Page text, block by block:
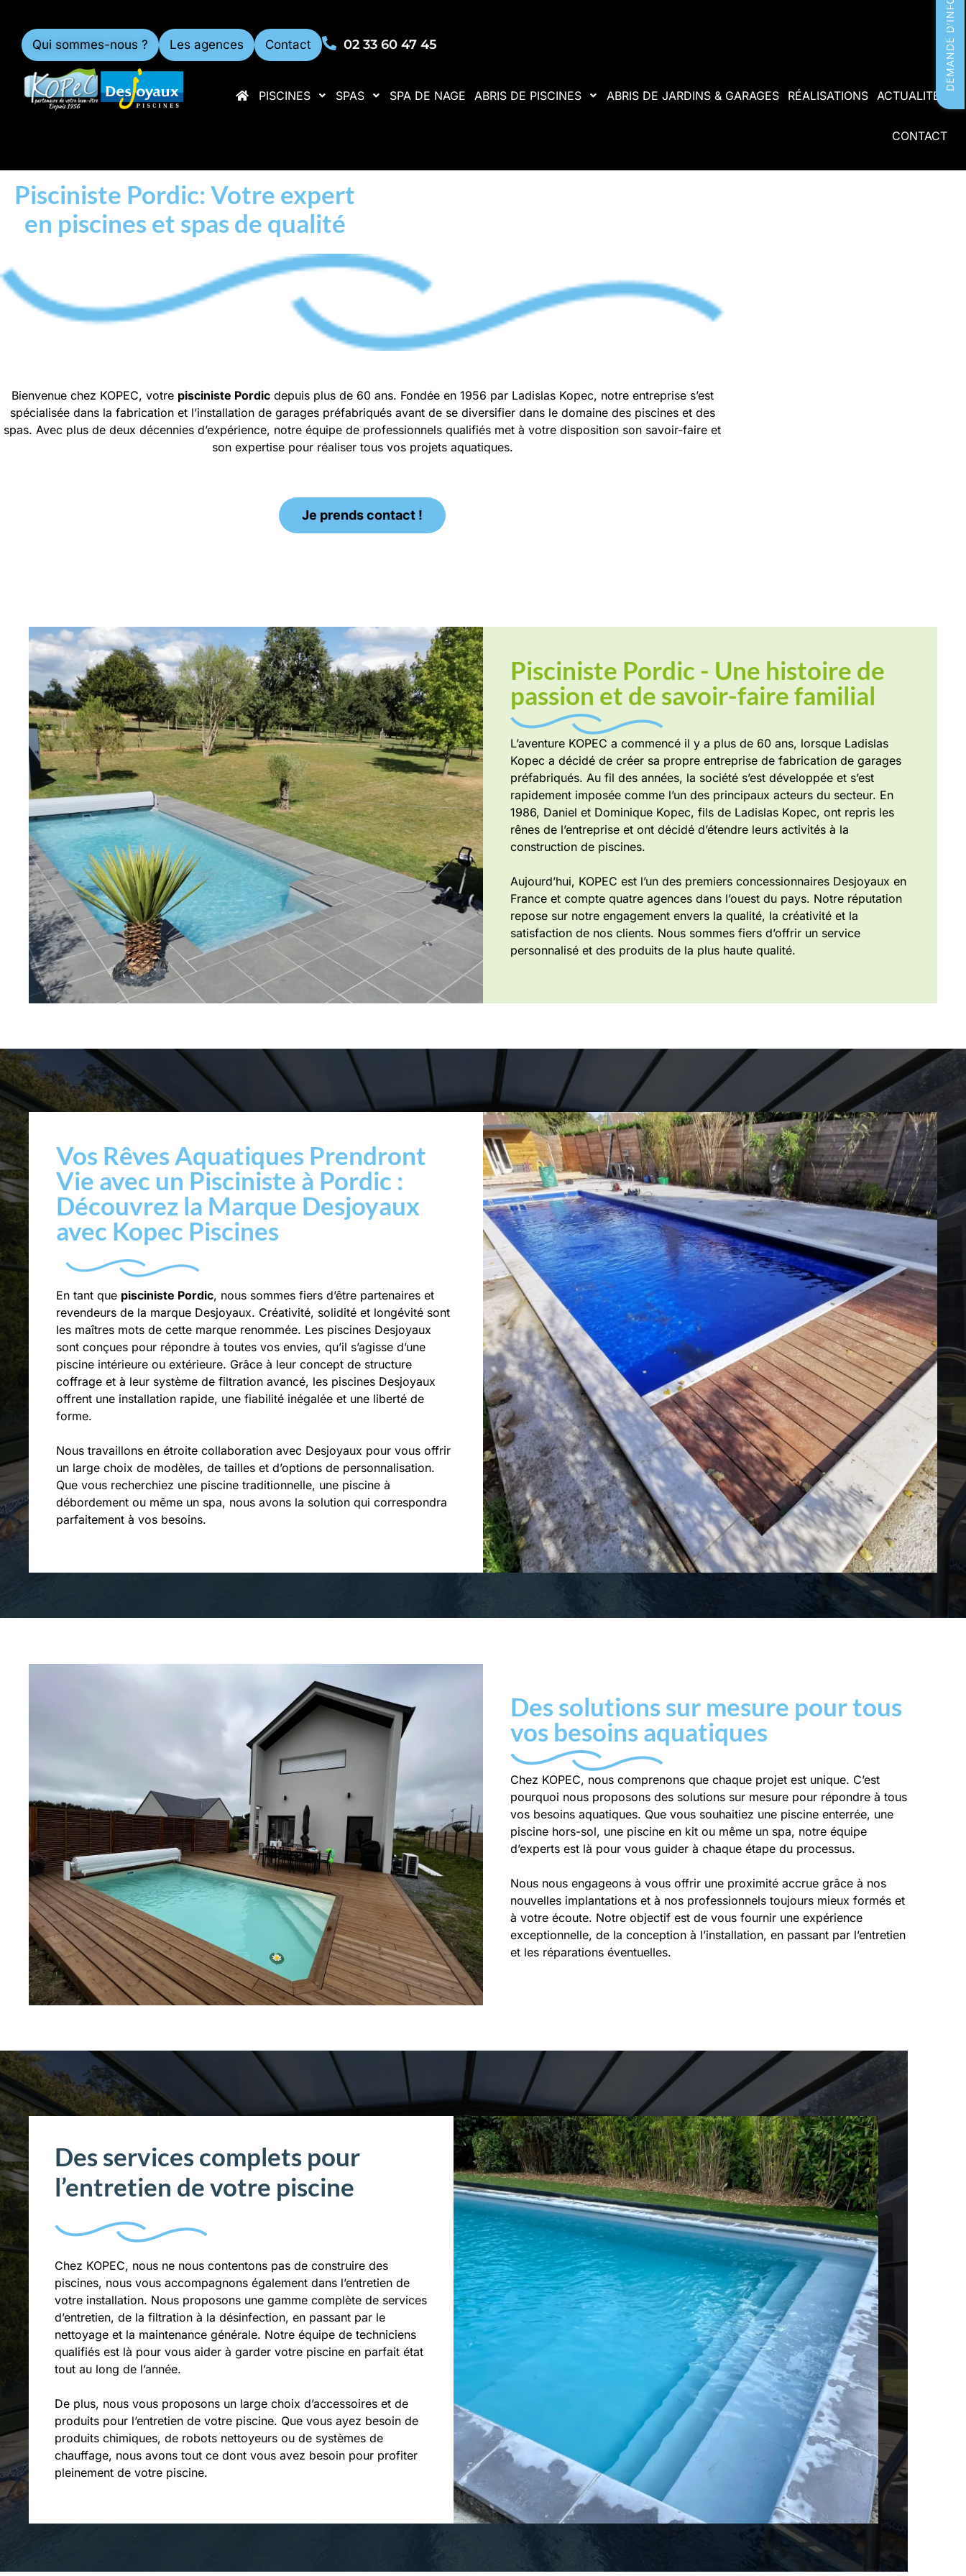
Qui sommes-nous ? Les agences Contact 02 33 60 47 45
PISCINES SPAS SPA DE NAGE ABRIS DE PISCINES ABRIS DE JARDINS & GARAGES RÉALISATIONS ACTUALITÉS
CONTACT
Pisciniste Pordic: Votre expert
en piscines et spas de qualité
Bienvenue chez KOPEC, votre pisciniste Pordicdepuis plus de 60 ans. Fondée en 1956 par Ladislas Kopec, notre entreprise s’est
spécialisée dans la fabrication et l’installation de garages préfabriqués avant de se diversifier dans le domaine des piscines et des
spas. Avec plus de deux décennies d’expérience, notre équipe de professionnels qualifiés met à votre disposition son savoir-faire et
son expertise pour réaliser tous vos projets aquatiques.
Je prends contact !
Pisciniste Pordic - Une histoire de
passion et de savoir-faire familial
L’aventure KOPEC a commencé il y a plus de 60 ans, lorsque Ladislas
Kopec a décidé de créer sa propre entreprise de fabrication de garages
préfabriqués. Au fil des années, la société s’est développée et s’est
rapidement imposée comme l’un des principaux acteurs du secteur. En
1986, Daniel et Dominique Kopec, fils de Ladislas Kopec, ont repris les
rênes de l’entreprise et ont décidé d’étendre leurs activités à la
construction de piscines.
Aujourd’hui, KOPEC est l’un des premiers concessionnaires Desjoyaux en
France et compte quatre agences dans l’ouest du pays. Notre réputation
repose sur notre engagement envers la qualité, la créativité et la
satisfaction de nos clients. Nous sommes fiers d’offrir un service
personnalisé et des produits de la plus haute qualité.
Vos Rêves Aquatiques Prendront
Vie avec un Pisciniste à Pordic :
Découvrez la Marque Desjoyaux
avec Kopec Piscines
En tant que pisciniste Pordic, nous sommes fiers d’être partenaires et
revendeurs de la marque Desjoyaux. Créativité, solidité et longévité sont
les maîtres mots de cette marque renommée. Les piscines Desjoyaux
sont conçues pour répondre à toutes vos envies, qu’il s’agisse d’une
piscine intérieure ou extérieure. Grâce à leur concept de structure
coffrage et à leur système de filtration avancé, les piscines Desjoyaux
offrent une installation rapide, une fiabilité inégalée et une liberté de
forme.
Nous travaillons en étroite collaboration avec Desjoyaux pour vous offrir
un large choix de modèles, de tailles et d’options de personnalisation.
Que vous recherchiez une piscine traditionnelle, une piscine à
débordement ou même un spa, nous avons la solution qui correspondra
parfaitement à vos besoins.
Des solutions sur mesure pour tous
vos besoins aquatiques
Chez KOPEC, nous comprenons que chaque projet est unique. C’est
pourquoi nous proposons des solutions sur mesure pour répondre à tous
vos besoins aquatiques. Que vous souhaitiez une piscine enterrée, une
piscine hors-sol, une piscine en kit ou même un spa, notre équipe
d’experts est là pour vous guider à chaque étape du processus.
Nous nous engageons à vous offrir une proximité accrue grâce à nos
nouvelles implantations et à nos professionnels toujours mieux formés et
à votre écoute. Notre objectif est de vous fournir une expérience
exceptionnelle, de la conception à l’installation, en passant par l’entretien
et les réparations éventuelles.
Des services complets pour
l’entretien de votre piscine
Chez KOPEC, nous ne nous contentons pas de construire des
piscines, nous vous accompagnons également dans l’entretien de
votre installation. Nous proposons une gamme complète de services
d’entretien, de la filtration à la désinfection, en passant par le
nettoyage et la maintenance générale. Notre équipe de techniciens
qualifiés est là pour vous aider à garder votre piscine en parfait état
tout au long de l’année.
De plus, nous vous proposons un large choix d’accessoires et de
produits pour l’entretien de votre piscine. Que vous ayez besoin de
produits chimiques, de robots nettoyeurs ou de systèmes de
chauffage, nous avons tout ce dont vous avez besoin pour profiter
pleinement de votre piscine.